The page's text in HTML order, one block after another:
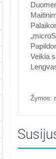
Veikia
Žymos: